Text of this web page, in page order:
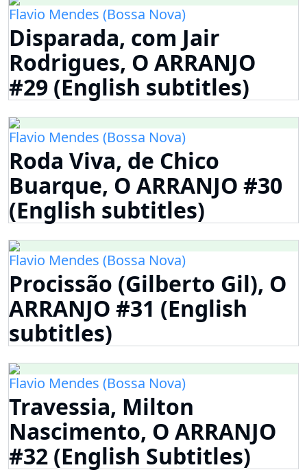
Flavio Mendes (Bossa Nova)
Disparada, com Jair
Rodrigues, O ARRANJO
#29 (English subtitles)
Flavio Mendes (Bossa Nova)
Roda Viva, de Chico
Buarque, O ARRANJO #30
(English subtitles)
Flavio Mendes (Bossa Nova)
Procissão (Gilberto Gil), O
ARRANJO #31 (English
subtitles)
Flavio Mendes (Bossa Nova)
Travessia, Milton
Nascimento, O ARRANJO
#32 (English Subtitles)